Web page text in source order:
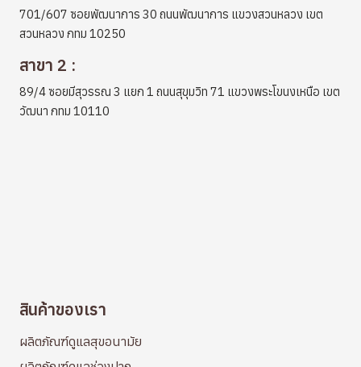
701/607 ซอยพัฒนาการ 30 ถนนพัฒนาการ แขวงสวนหลวง เขต
สวนหลวง กทม 10250
สาขา 2 :
89/4 ซอยมีสุวรรณ 3 แยก 1 ถนนสุขุมวิท 71 แขวงพระโขนงเหนือ เขต
วัฒนา กทม 10110
สินค้าของเรา
ผลิตภัณฑ์ดูแลสุขอนามัย